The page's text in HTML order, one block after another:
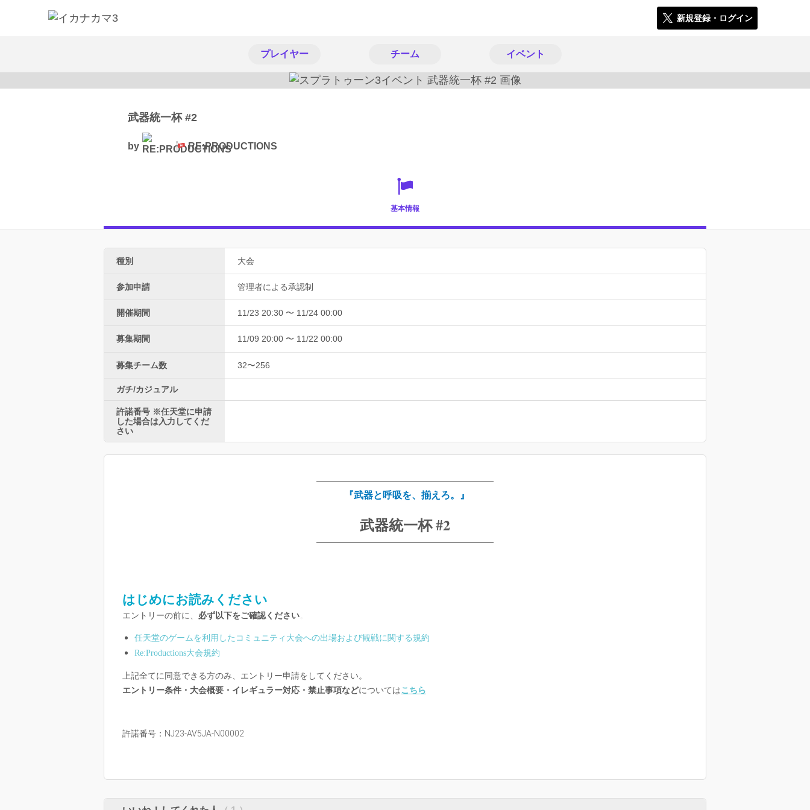
新規登録・ログイン
プレイヤー チーム イベント
武器統一杯 #2
by RE:PRODUCTIONS
基本情報
種別 大会
参加申請 管理者による承認制
開催期間 11/23 20:30 〜 11/24 00:00
募集期間 11/09 20:00 〜 11/22 00:00
募集チーム数 32〜256
ガチ/カジュアル
許諾番号 ※任天堂に申請
した場合は入力してくだ
さい
―――――――――――――――――――――
『武器と呼吸を、揃えろ。』
武器統一杯 #2
―――――――――――――――――――――
はじめにお読みください
エントリーの前に、 必ず以下をご確認ください
任天堂のゲームを利用したコミュニティ大会への出場および観戦に関する規約
Re:Productions大会規約
上記全てに同意できる方のみ、エントリー申請をしてください。
エントリー条件・大会概要・イレギュラー対応・禁止事項などについてはこちら
許諾番号：NJ23-AV5JA-N00002